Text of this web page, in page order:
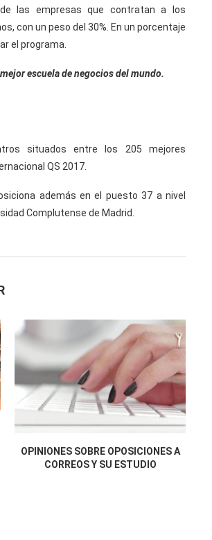
las empresas que contratan a los
con un peso del 30%. En un porcentaje
el programa.
escuela de negocios del mundo.
situados entre los 205 mejores
QS 2017.
además en el puesto 37 a nivel
Complutense de Madrid.
OPINIONES SOBRE OPOSICIONES A
CORREOS Y SU ESTUDIO